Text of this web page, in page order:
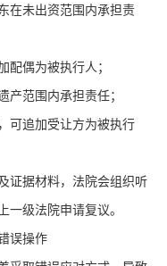
在未出资范围内承担责
配偶为被执行人；
产范围内承担责任；
可追加受让方为被执行
证据材料，法院会组织听
一级法院申请复议。
误操作